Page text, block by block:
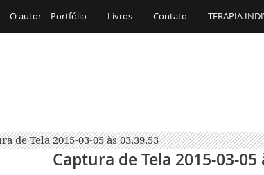
O autor – Portfólio Livros Contato TERAPIA
Captura de Tela 2015-03-05